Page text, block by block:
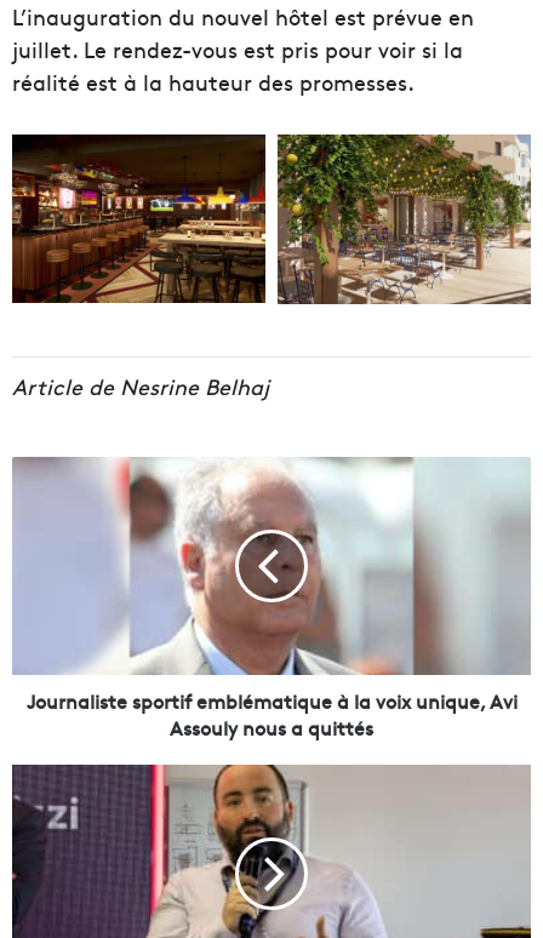
L’inauguration du nouvel hôtel est prévue en
juillet. Le rendez-vous est pris pour voir si la
réalité est à la hauteur des promesses.
Article de Nesrine Belhaj
J
s
o
r
i
e
Journaliste sportif emblématique à la voix unique, Avi
Assouly nous a quittés
À
M
r
e